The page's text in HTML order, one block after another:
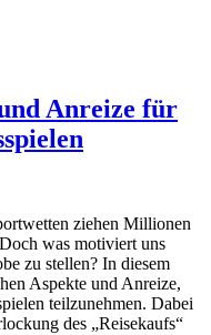
Anreize für
ziehen Millionen
was motiviert uns
zu stellen? In diesem
Aspekte und Anreize,
teilzunehmen. Dabei
des „Reisekaufs“